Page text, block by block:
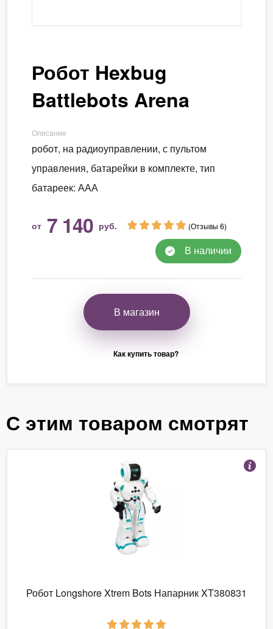
Робот Hexbug
Battlebots Arena
Описание
робот, на радиоуправлении, с пультом
управления, батарейки в комплекте, тип
батареек: ААА
от 7 140 руб. (Отзывы 6)
В наличии
В магазин
Как купить товар?
С этим товаром смотрят
Робот Longshore Xtrem Bots Напарник XT380831